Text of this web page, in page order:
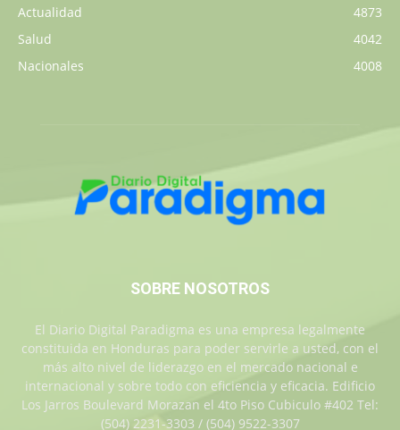
Actualidad
4873
Salud
4042
Nacionales
4008
SOBRE NOSOTROS
El Diario Digital Paradigma es una empresa legalmente
constituida en Honduras para poder servirle a usted, con el
más alto nivel de liderazgo en el mercado nacional e
internacional y sobre todo con eficiencia y eficacia. Edificio
Los Jarros Boulevard Morazan el 4to Piso Cubiculo #402 Tel:
(504) 2231-3303 / (504) 9522-3307